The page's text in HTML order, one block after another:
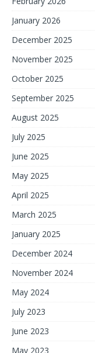
January 2026
December 2025
November 2025
October 2025
September 2025
August 2025
July 2025
June 2025
May 2025
April 2025
March 2025
January 2025
December 2024
November 2024
May 2024
July 2023
June 2023
May 2023